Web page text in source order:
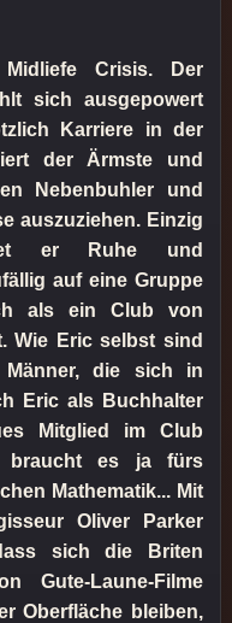
Crisis. Der
sich ausgepowert
Karriere in der
der Ärmste und
Nebenbuhler und
auszuziehen. Einzig
er Ruhe und
auf eine Gruppe
als ein Club von
Wie Eric selbst sind
die sich in
Eric als Buchhalter
Mitglied im Club
braucht es ja fürs
Mathematik... Mit
Oliver Parker
sich die Briten
Gute-Laune-Filme
Oberfläche bleiben,